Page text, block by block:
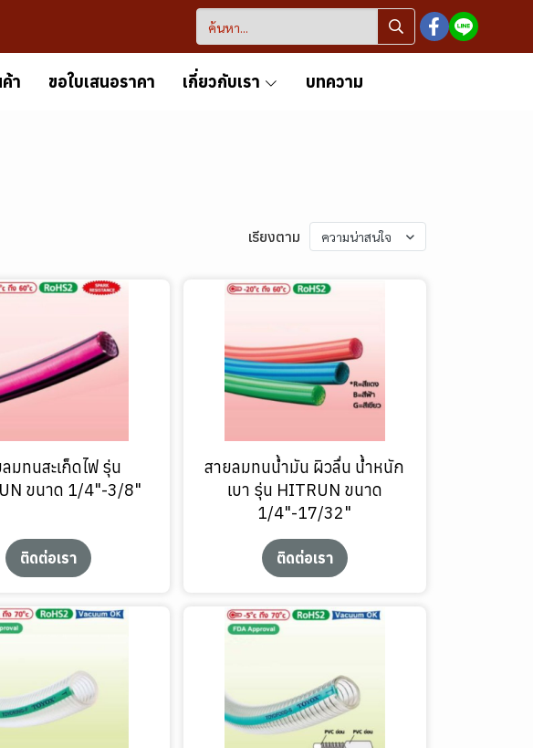
า ขอใบเสนอราคา เกี่ยวกับเรา บทความ
เรียงตาม ความน่าสนใจ
มทนสะเก็ดไฟ รุ่น
ขนาด 1/4"-3/8"
ติดต่อเรา
สายลมทนน้ำมัน ผิวลื่น น้ำหนัก
เบา รุ่น HITRUN ขนาด
1/4"-17/32"
ติดต่อเรา